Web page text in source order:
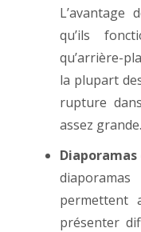
qu’ils
qu’arrière-
la plupart
rupture
assez grande.
permettent
présenter